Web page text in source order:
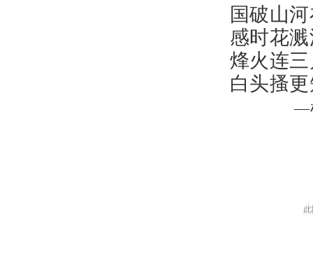
国破山
感时花
烽火连
白头搔
—